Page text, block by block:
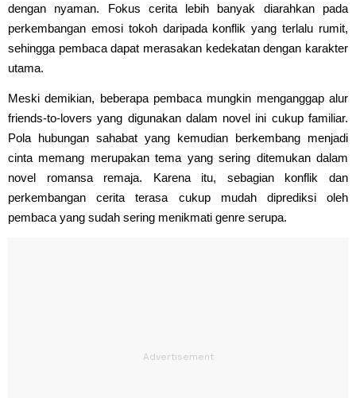
dengan nyaman. Fokus cerita lebih banyak diarahkan pada
perkembangan emosi tokoh daripada konflik yang terlalu rumit,
sehingga pembaca dapat merasakan kedekatan dengan karakter
utama.
Meski demikian, beberapa pembaca mungkin menganggap alur
friends-to-lovers yang digunakan dalam novel ini cukup familiar.
Pola hubungan sahabat yang kemudian berkembang menjadi
cinta memang merupakan tema yang sering ditemukan dalam
novel romansa remaja. Karena itu, sebagian konflik dan
perkembangan cerita terasa cukup mudah diprediksi oleh
pembaca yang sudah sering menikmati genre serupa.